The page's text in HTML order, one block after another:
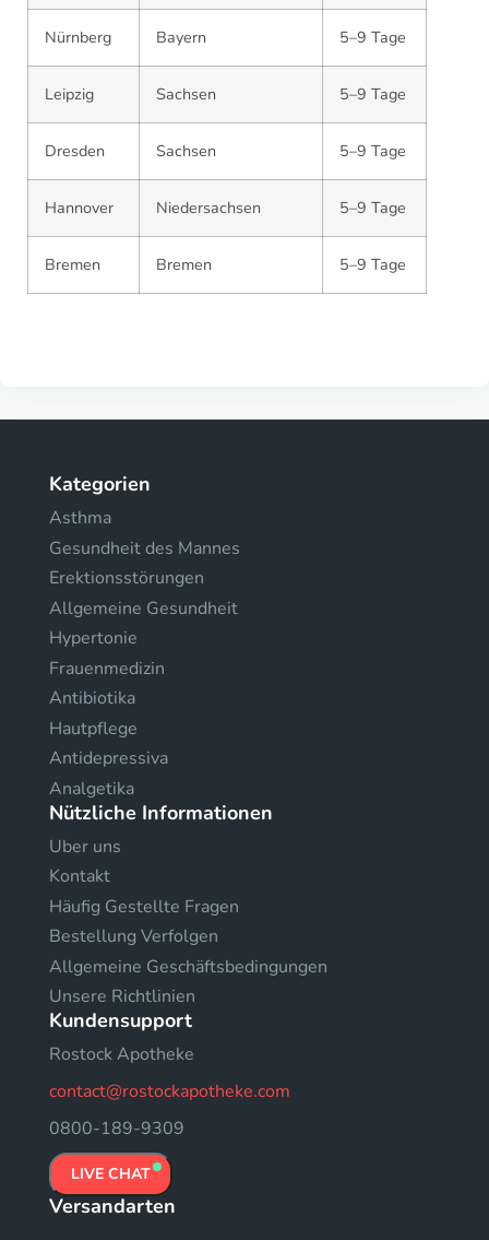
Nürnberg Bayern 5–9 Tage
Leipzig Sachsen 5–9 Tage
Dresden Sachsen 5–9 Tage
Hannover Niedersachsen 5–9 Tage
Bremen Bremen 5–9 Tage
Kategorien
Asthma
Gesundheit des Mannes
Erektionsstörungen
Allgemeine Gesundheit
Hypertonie
Frauenmedizin
Antibiotika
Hautpflege
Antidepressiva
Analgetika
Nützliche Informationen
Uber uns
Kontakt
Häufig Gestellte Fragen
Bestellung Verfolgen
Allgemeine Geschäftsbedingungen
Unsere Richtlinien
Kundensupport
Rostock Apotheke
contact@rostockapotheke.com
0800-189-9309
LIVE CHAT
Versandarten